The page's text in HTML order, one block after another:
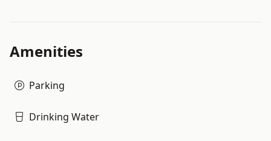
Amenities
Parking
Drinking Water